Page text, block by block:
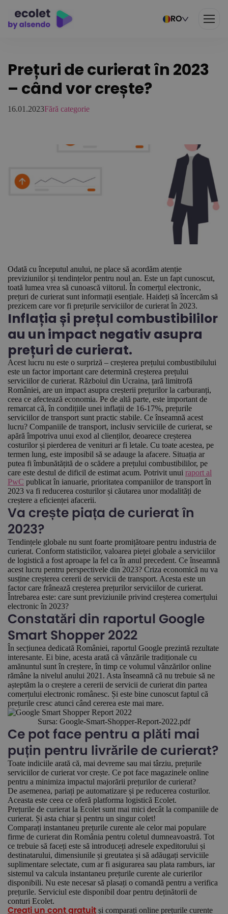
RO
Prețuri de curierat în 2023
– când vor crește?
16.01.2023Fără categorie
Odată cu începutul anului, ne place să acordăm atenție
previziunilor și tendințelor pentru noul an. Este un fapt cunoscut,
toată lumea vrea să cunoască viitorul. În comerțul electronic,
prețuri de curierat sunt informații esențiale. Haideți să încercăm să
prezicem care vor fi prețurile serviciilor de curierat în 2023.
Inflația și prețul combustibililor
au un impact negativ asupra
prețuri de curierat.
Acest lucru nu este o surpriză – creșterea prețului combustibilului
este un factor important care determină creșterea prețului
serviciilor de curierat. Războiul din Ucraina, țară limitrofă
României, are un impact asupra creșterii prețurilor la carburanți,
ceea ce afectează economia. Pe de altă parte, este important de
remarcat că, în condițiile unei inflații de 16-17%, prețurile
serviciilor de transport sunt practic stabile. Ce înseamnă acest
lucru? Companiile de transport, inclusiv serviciile de curierat, se
apără împotriva unui exod al clienților, deoarece creșterea
costurilor și pierderea de venituri ar fi letale. Cu toate acestea, pe
termen lung, este imposibil să se adauge la afacere. Situația ar
putea fi îmbunătățită de o scădere a prețului combustibililor, pe
care este destul de dificil de estimat acum. Potrivit unui raport al
PwC publicat în ianuarie, prioritatea companiilor de transport în
2023 va fi reducerea costurilor și căutarea unor modalități de
creștere a eficienței afacerii.
Va crește piața de curierat în
2023?
Tendințele globale nu sunt foarte promițătoare pentru industria de
curierat. Conform statisticilor, valoarea pieței globale a serviciilor
de logistică a fost aproape la fel ca în anul precedent. Ce înseamnă
acest lucru pentru perspectivele din 2023? Criza economică nu va
susține creșterea cererii de servicii de transport. Acesta este un
factor care frânează creșterea prețurilor serviciilor de curierat.
Întrebarea este: care sunt previziunile privind creșterea comerțului
electronic în 2023?
Constatări din raportul Google
Smart Shopper 2022
În secțiunea dedicată României, raportul Google prezintă rezultate
interesante. Ei bine, acesta arată că vânzările tradiționale cu
amănuntul sunt în creștere, în timp ce volumul vânzărilor online
rămâne la nivelul anului 2021. Asta înseamnă că nu trebuie să ne
așteptăm la o creștere a cererii de servicii de curierat din partea
comerțului electronic românesc. Și este bine cunoscut faptul că
prețurile cresc atunci când cererea este mai mare.
Sursa: Google-Smart-Shopper-Report-2022.pdf
Ce pot face pentru a plăti mai
puțin pentru livrările de curierat?
Toate indiciile arată că, mai devreme sau mai târziu, prețurile
serviciilor de curierat vor crește. Ce pot face magazinele online
pentru a minimiza impactul majorării prețurilor de curierat?
De asemenea, pariați pe automatizare și pe reducerea costurilor.
Aceasta este ceea ce oferă platforma logistică Ecolet.
Prețurile de curierat la Ecolet sunt mai mici decât la companiile de
curierat. Și asta chiar și pentru un singur colet!
Comparați instantaneu prețurile curente ale celor mai populare
firme de curierat din România pentru coletul dumneavoastră. Tot
ce trebuie să faceți este să introduceți adresele expeditorului și
destinatarului, dimensiunile și greutatea și să adăugați serviciile
suplimentare selectate, cum ar fi asigurarea sau plata ramburs, iar
sistemul va calcula instantaneu prețurile curente ale curierilor
disponibili. Nu este necesar să plasați o comandă pentru a verifica
prețurile. Serviciul este disponibil doar pentru deținătorii de
conturi Ecolet.
Creați un cont gratuit și comparați online prețurile curente